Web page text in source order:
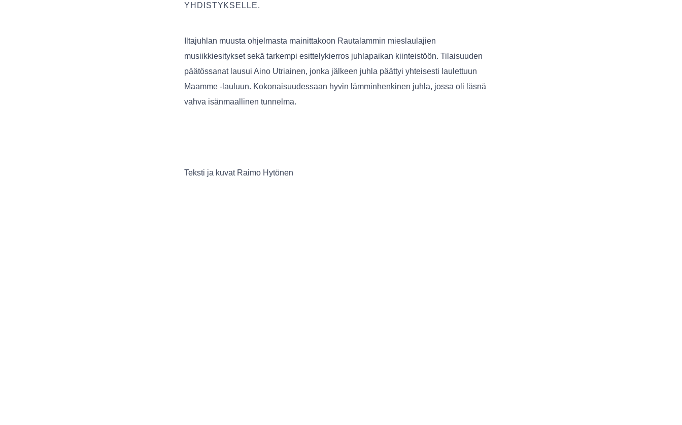
YHDISTYKSELLE.
Iltajuhlan muusta ohjelmasta mainittakoon Rautalammin mieslaulajien
musiikkiesitykset sekä tarkempi esittelykierros juhlapaikan kiinteistöön. Tilaisuuden
päätössanat lausui Aino Utriainen, jonka jälkeen juhla päättyi yhteisesti laulettuun
Maamme -lauluun. Kokonaisuudessaan hyvin lämminhenkinen juhla, jossa oli läsnä
vahva isänmaallinen tunnelma.
Teksti ja kuvat Raimo Hytönen